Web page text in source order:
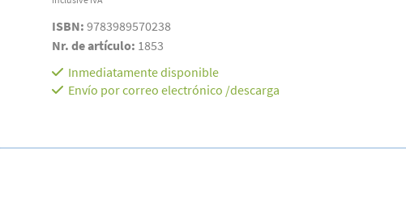
ISBN: 9783989570238
Nr. de artículo: 1853
Inmediatamente disponible
Envío por correo electrónico /descarga